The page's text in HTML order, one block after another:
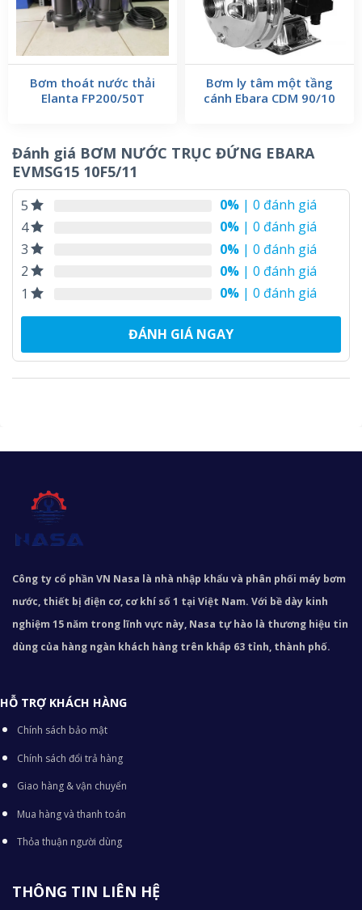
Bơm thoát nước thải
Elanta FP200/50T
Bơm ly tâm một tầng
cánh Ebara CDM 90/10
Đánh giá BƠM NƯỚC TRỤC ĐỨNG EBARA
EVMSG15 10F5/11
5 0% | 0 đánh giá
4
0% | 0 đánh giá
3
0% | 0 đánh giá
2
0% | 0 đánh giá
1
0% | 0 đánh giá
ĐÁNH GIÁ NGAY
Công ty cổ phần VN Nasa là nhà nhập khẩu và phân phối máy bơm
nước, thiết bị điện cơ, cơ khí số 1 tại Việt Nam. Với bề dày kinh
nghiệm 15 năm trong lĩnh vực này, Nasa tự hào là thương hiệu tin
dùng của hàng ngàn khách hàng trên khắp 63 tỉnh, thành phố.
HỖ TRỢ KHÁCH HÀNG
Chính sách bảo mật
Chính sách đổi trả hàng
Giao hàng & vận chuyển
Mua hàng và thanh toán
Thỏa thuận người dùng
THÔNG TIN LIÊN HỆ